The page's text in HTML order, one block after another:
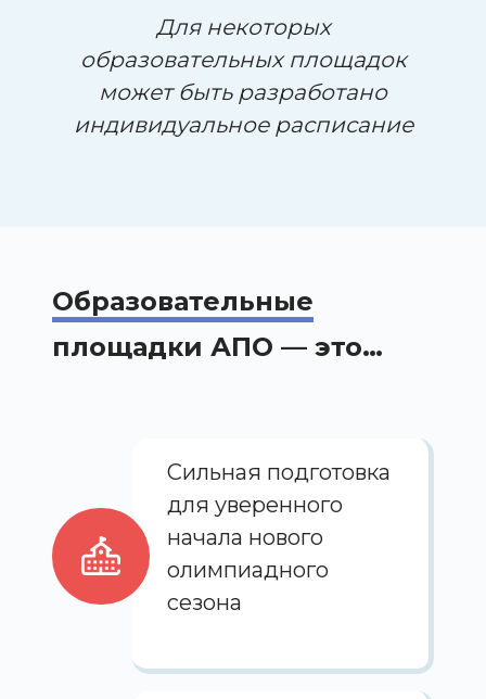
Для некоторых
образовательных площадок
может быть разработано
индивидуальное расписание
Образовательные
площадки АПО — это…
Сильная подготовка
для уверенного
начала нового
олимпиадного
сезона